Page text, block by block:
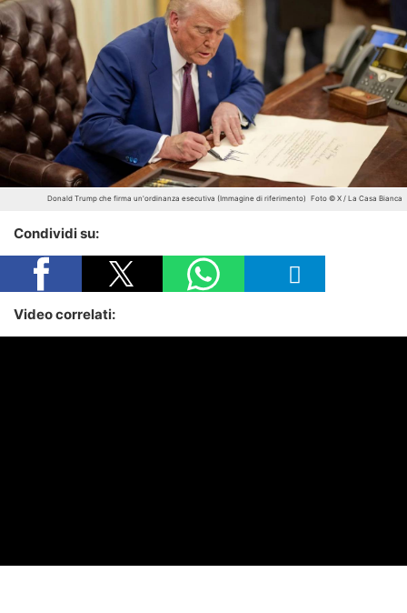
Donald Trump che firma un'ordinanza esecutiva (Immagine di riferimento) Foto © X / La Casa Bianca
Condividi su:
Video correlati: